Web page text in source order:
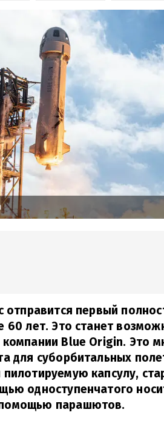
отправится первый
60 лет. Это станет
компании Blue Origin. Это
для суборбитальных
пилотируемую капсулу,
одноступенчатого
парашютов.